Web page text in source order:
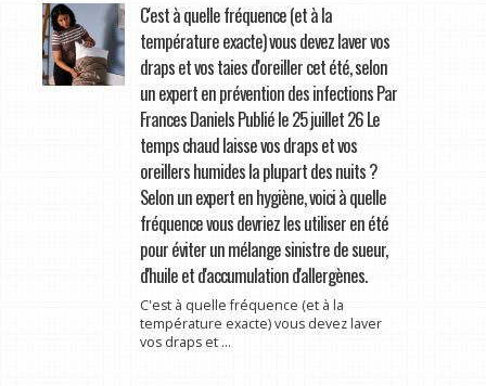
C'est à quelle fréquence (et à la
température exacte) vous devez laver vos
draps et vos taies d'oreiller cet été, selon
un expert en prévention des infections Par
Frances Daniels Publié le 25 juillet 26 Le
temps chaud laisse vos draps et vos
oreillers humides la plupart des nuits ?
Selon un expert en hygiène, voici à quelle
fréquence vous devriez les utiliser en été
pour éviter un mélange sinistre de sueur,
d'huile et d'accumulation d'allergènes.
C'est à quelle fréquence (et à la
température exacte) vous devez laver
vos draps et ...